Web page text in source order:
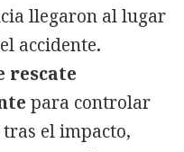
llegaron al lugar
accidente.
rescate
para controlar
el impacto,